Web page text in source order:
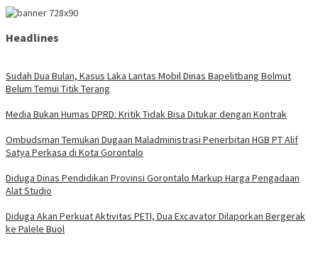
Headlines
Sudah Dua Bulan, Kasus Laka Lantas Mobil Dinas Bapelitbang Bolmut
Belum Temui Titik Terang
Media Bukan Humas DPRD: Kritik Tidak Bisa Ditukar dengan Kontrak
Ombudsman Temukan Dugaan Maladministrasi Penerbitan HGB PT Alif
Satya Perkasa di Kota Gorontalo
Diduga Dinas Pendidikan Provinsi Gorontalo Markup Harga Pengadaan
Alat Studio
Diduga Akan Perkuat Aktivitas PETI, Dua Excavator Dilaporkan Bergerak
ke Palele Buol